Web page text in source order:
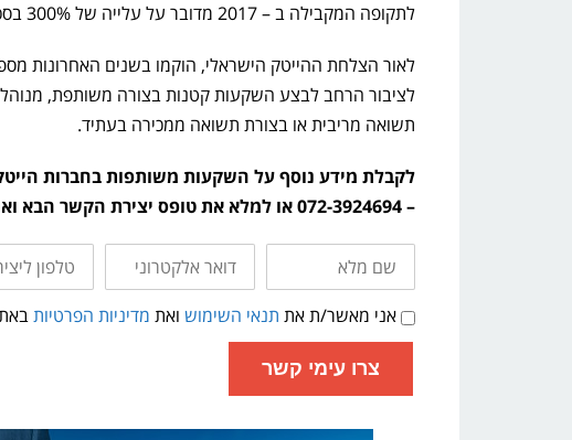
לתקופה המקבילה ב – 2017 מדובר על עלייה של 300% בסכום האקזיט הממוצע אשר עמד על 107 מיליון דולר.
לאור הצלחת ההייטק הישראלי, הוקמו בשנים האחרונות
לציבור הרחב לבצע השקעות קטנות בצורה משותפת,
תשואה מריבית או בצורת תשואה ממכירה בעתיד.
לקבלת מידע נוסף על השקעות משותפות בחברות הייטק
– 072-3924694 או למלא את טופס יצירת הקשר הבא ואנו נחזור אליך בהקדם האפשרי:
שם
מלא
דואר
אלקטרוני
טלפון
ליצירת
קשר
תנאי
שימוש
ומדיניות
פרטיות
אני מאשר/ת את תנאי השימוש ואת מדיניות הפרטיות
צרו עימי קשר